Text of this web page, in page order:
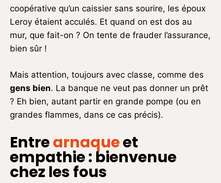
coopérative qu’un caissier sans sourire, les époux
Leroy étaient acculés. Et quand on est dos au
mur, que fait-on ? On tente de frauder l’assurance,
bien sûr !
Mais attention, toujours avec classe, comme des
gens bien. La banque ne veut pas donner un prêt
? Eh bien, autant partir en grande pompe (ou en
grandes flammes, dans ce cas précis).
Entrearnaqueet
empathie : bienvenue
chez les fous